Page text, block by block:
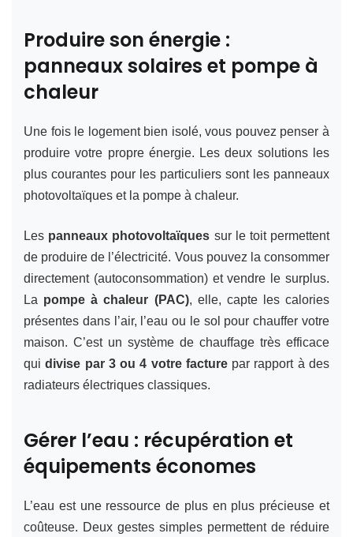
Produire son énergie :
panneaux solaires et pompe à
chaleur
Une fois le logement bien isolé, vous pouvez penser à
produire votre propre énergie. Les deux solutions les
plus courantes pour les particuliers sont les panneaux
photovoltaïques et la pompe à chaleur.
Les panneaux photovoltaïques sur le toit permettent
de produire de l’électricité. Vous pouvez la consommer
directement (autoconsommation) et vendre le surplus.
La pompe à chaleur (PAC), elle, capte les calories
présentes dans l’air, l’eau ou le sol pour chauffer votre
maison. C’est un système de chauffage très efficace
quidivise par 3 ou 4 votre facturepar rapport à des
radiateurs électriques classiques.
Gérer l’eau : récupération et
équipements économes
L’eau est une ressource de plus en plus précieuse et
coûteuse. Deux gestes simples permettent de réduire